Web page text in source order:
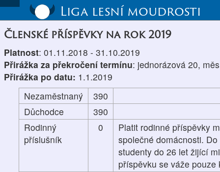
Liga lesní moudrosti
Členské příspěvky na rok 2019
Platnost: 01.11.2018 - 31.10.2019
Přirážka za překročení termínu: jednorázová 20,
Přirážka po datu: 1.1.2019
Nezaměstnaný
390
Důchodce
390
Rodinný
příslušník
0
Platit rodinné příspěvky
společné domácnosti.
studenty do 26 let žijící
příspěvku se váže